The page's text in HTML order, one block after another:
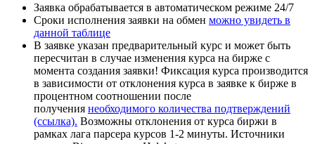
Заявка обрабатывается в автоматическом режиме 24/7
Сроки исполнения заявки на обмен можно увидеть в
данной таблице
В заявке указан предварительный курс и может быть
пересчитан в случае изменения курса на бирже с
момента создания заявки! Фиксация курса производится
в зависимости от отклонения курса в заявке к бирже в
процентном соотношении после
получения необходимого количества подтверждений
(ссылка). Возможны отклонения от курса биржи в
рамках лага парсера курсов 1-2 минуты. Источники